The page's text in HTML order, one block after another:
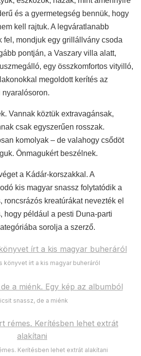
és a gyermetegség bennük, hogy
kell rajtuk. A legváratlanabb
fel, mondjuk egy grillállvány csoda
pontján, a Vaszary villa alatt,
egy összkomfortos vityilló,
megoldott kerítés az
Vannak köztük extravagánsak,
csak egyszerűen rosszak.
komolyak – de valahogy csődöt
Önmagukért beszélnek.
a Kádár-korszakkal. A
kis magyar snassz folytatódik a
roncsrázós kreatúrákat nevezték el
hogy például a pesti Duna-parti
sorolja a szerző.
könyvet írt a kis magyar buheráról
snassz, de a miénk
Kerítésben lehet extrát alakítani